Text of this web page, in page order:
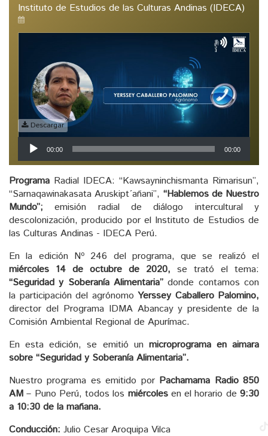
Instituto de Estudios de las Culturas Andinas (IDECA)
Descargar
Reproductor
de
audio
00:00 00:00
Programa Radial IDECA: “Kawsayninchismanta Rimarisun”,
“Sarnaqawinakasata Aruskipt´añani”, “Hablemos de Nuestro
Mundo”; emisión radial de diálogo intercultural y
descolonización, producido por el Instituto de Estudios de
las Culturas Andinas - IDECA Perú.
En la edición Nº 246 del programa, que se realizó el
miércoles 14 de octubre de 2020, se trató el tema:
“Seguridad y Soberanía Alimentaria” donde contamos con
la participación del agrónomo Yerssey Caballero Palomino,
director del Programa IDMA Abancay y presidente de la
Comisión Ambiental Regional de Apurímac.
En esta edición, se emitió un microprograma en aimara
sobre “Seguridad y Soberanía Alimentaria”.
Nuestro programa es emitido por Pachamama Radio 850
AM – Puno Perú, todos los miércolesen el horario de9:30
a 10:30 de la mañana.
Conducción: Julio Cesar Aroquipa Vilca